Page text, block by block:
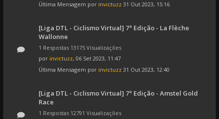
Última Mensagem por invictuzz 31 Out 2023, 15:16
[Liga DTL - Ciclismo Virtual] 7ª Edição - La Flèche
Wallonne
1 Respostas 13175 Visualizações
por invictuzz, 06 Set 2023, 11:47
Última Mensagem por invictuzz 31 Out 2023, 12:40
[Liga DTL - Ciclismo Virtual] 7ª Edição - Amstel Gold
Race
1 Respostas 12791 Visualizações